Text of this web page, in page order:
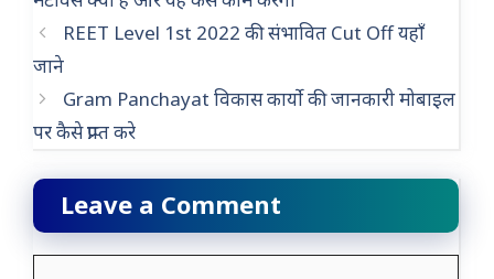
REET Level 1st 2022 की संभावित Cut Off यहाँ
जाने
Gram Panchayat विकास कार्यो की जानकारी मोबाइल
पर कैसे प्राप्त करे
Leave a Comment